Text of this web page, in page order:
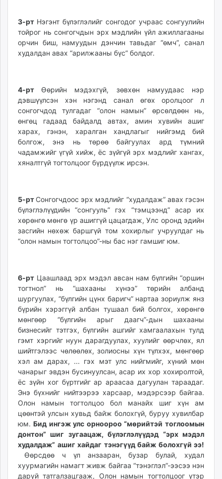
3-рт Нэгэнт бүлэглэлийг сонгодог учраас сонгуулийн
тойрог нь сонгогчдын эрх мэдлийн үйл ажиллагааны
орчин биш, намуудын дэнчин тавьдаг “өмч”, санал
худалдан авах “арилжааны бүс” болдог.
4-рт Өөрийн мэдэхгүй, зөвхөн намуудаас нэр
дэвшүүлсэн хэн нэгэнд санал өгөх оролцоог л
сонгогчдод тулгадаг “олон намын” өрсөлдөөн нь,
өнгөц гадаад байдалд автах, амин хувийн ашиг
харах, гэнэн, харалган хандлагыг нийгэмд бий
болгож, энэ нь төрөө байгуулах ард түмний
чадамжийг үгүй хийж, ёс зүйгүй эрх мэдлийг хангах,
хяналтгүй тогтолцоог бүрдүүлж ирсэн.
5-рт Сонгогчдоос эрх мэдлийг “худалдаж” авах гэсэн
бүлэглэлүүдийн “сонгууль” гэх “тэмцээнд” асар их
хөрөнгө мөнгө үр ашиггүй цацагдаж, Улс оронд эдийн
засгийн нөхөж баршгүй том хохирлыг учруулдаг нь
“олон намын тогтолцоо”-ны бас нэг гамшиг юм.
6-рт Цаашлаад эрх мэдэл авсан нам бүлгийн “оршин
тогтнол” нь “шахааны хүнээ” төрийн албанд
шургуулах, “бүлгийн цүнх баригч” нартаа зориулж янз
бүрийн хэрэггүй албан тушаал бий болгох, хөрөнгө
мөнгөөр “бүлгийн арыг даагч”-дын шахааны
бизнесийг тэтгэх, бүлгийн ашгийг хамгаалахын тулд
гэмт хэргийг нуун дарагдуулах, хуулийг өөрчлөх, ял
шийтгэлээс чөлөөлөх, золиосны хүн түлхэх, мөнгөөр
хэл ам дарах, ... гэх мэт улс нийгмийг, хүний мөн
чанарыг эвдэн бусинуулсан, асар их хор хохиролтой,
ёс зүйн хог бүртгийг ар араасаа дагуулан тараадаг.
Энэ бүхнийг нийтээрээ харсаар, мэдэрсээр байгаа.
Олон намын тогтолцоо бол манайх шиг хүн ам
цөөнтэй улсын хувьд байж болохгүй, буруу хувилбар
юм. Бид ингэж улс орноороо “мөрийтэй тоглоомын
донтон” шиг зугаацаж, бүлэглэлүүдэд “эрх мэдэл
худалдаж” ашиг хайдаг тэнэгүүд байж болохгүй ээ!
Өөрсдөө ч үл анзааран, бузар булай, худал
хуурмагийн намагт живж байгаа “тэнэглэл”-ээсээ нэн
даруй татгалзацгааж, Олон намын тогтолцоог үтэр